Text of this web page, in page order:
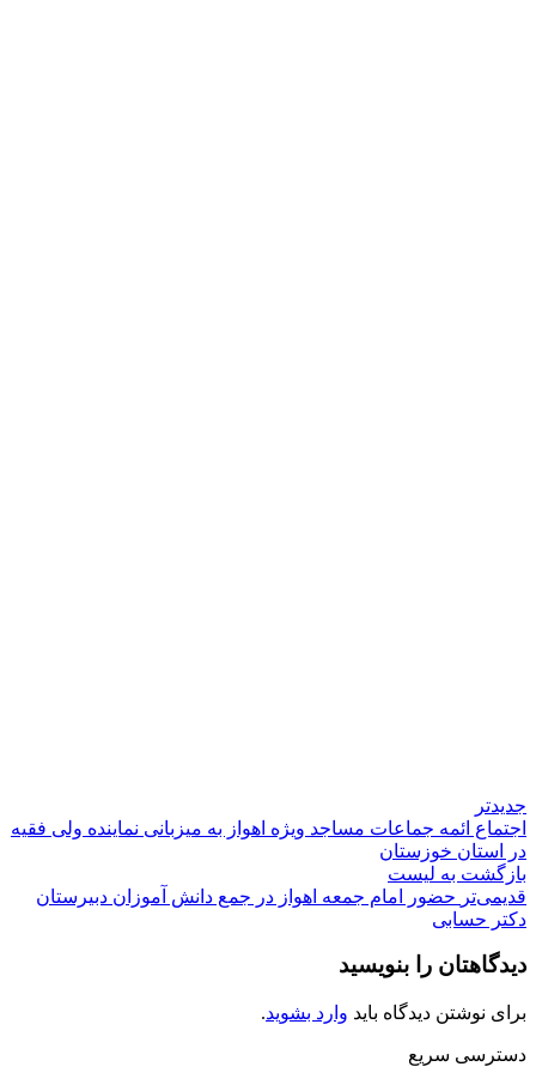
جدیدتر
اجتماع ائمه جماعات مساجد ویژه اهواز به میزبانی نماینده ولی فقیه
در استان خوزستان
بازگشت به لیست
قدیمی‌تر حضور امام جمعه اهواز در جمع دانش آموزان دبیرستان
دکتر حسابی
دیدگاهتان را بنویسید
برای نوشتن دیدگاه باید وارد بشوید.
دسترسی سریع